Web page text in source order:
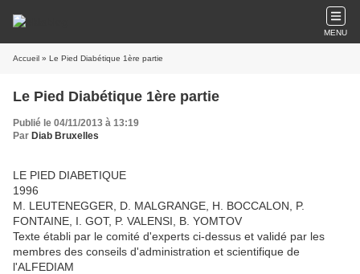
MENU
Accueil » Le Pied Diabétique 1ère partie
Le Pied Diabétique 1ère partie
Publié le 04/11/2013 à 13:19
Par Diab Bruxelles
LE PIED DIABETIQUE
1996
M. LEUTENEGGER, D. MALGRANGE, H. BOCCALON, P.
FONTAINE, I. GOT, P. VALENSI, B. YOMTOV
Texte établi par le comité d'experts ci-dessus et validé par les
membres des conseils d'administration et scientifique de
l'ALFEDIAM